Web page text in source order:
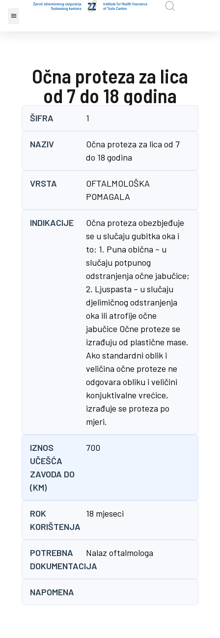
Očna proteza za lica
od 7 do 18 godina
ŠIFRA 1
NAZIV
Očna proteza za lica od 7
do 18 godina
VRSTA
OFTALMOLOŠKA
POMAGALA
INDIKACIJE
Očna proteza obezbjeđuje
se u slučaju gubitka oka i
to: 1. Puna obična – u
slučaju potpunog
odstranjenja očne jabučice;
2. Ljuspasta – u slučaju
djelimičnog odstranjenja
oka ili atrofije očne
jabučice Očne proteze se
izrađuju od plastične mase.
Ako standardni oblik i
veličina očne proteze ne
odgovara obliku i veličini
konjuktivalne vrećice,
izrađuje se proteza po
mjeri.
IZNOS
UČEŠĆA
ZAVODA DO
(KM)
700
ROK
KORIŠTENJA
18 mjeseci
POTREBNA
DOKUMENTACIJA
Nalaz oftalmologa
NAPOMENA